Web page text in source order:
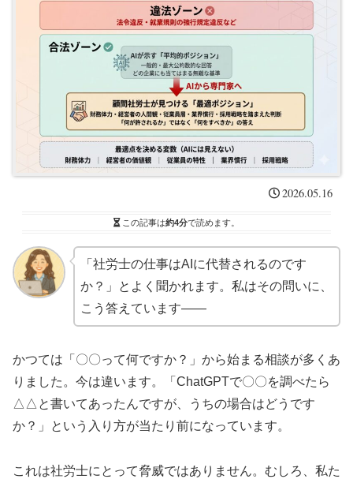
2026.05.16
この記事は約4分で読めます。
「社労士の仕事はAIに代替されるのです
か？」とよく聞かれます。私はその問いに、
こう答えています——
かつては「〇〇って何ですか？」から始まる相談が多くあ
りました。今は違います。「ChatGPTで〇〇を調べたら
△△と書いてあったんですが、うちの場合はどうです
か？」という入り方が当たり前になっています。
これは社労士にとって脅威ではありません。むしろ、私た